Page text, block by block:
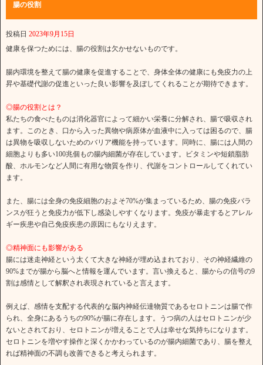
腸の役割
投稿日 2023年9月15日
健康を保つためには、腸の役割は欠かせないものです。
腸内環境を整えて腸の健康を促進することで、身体全体の健康にも免疫力の上
昇や基礎代謝の促進といった良い影響を及ぼしてくれることが期待できます。
◎腸の役割とは？
私たちの食べたものは消化器官によって細かい栄養に分解され、腸で吸収され
ます。このとき、口から入った異物や病原体が血液中に入っては困るので、腸
は異物を吸収しないためのバリア機能を持っています。同時に、腸には人間の
細胞よりも多い100兆個もの腸内細菌が存在しています。ビタミンや短鎖脂肪
酸、ホルモンなど人間に有用な物質を作り、代謝をコントロールしてくれてい
ます。
また、腸には全身の免疫細胞のおよそ70%が集まっているため、腸の免疫バラ
ンスが狂うと免疫力が低下し感染しやすくなります。免疫が暴走するとアレル
ギー疾患や自己免疫疾患の原因にもなりえます。
◎精神面にも影響がある
腸には迷走神経という太くて大きな神経が埋め込まれており、その神経繊維の
90%までが腸から脳へと情報を運んでいます。言い換えると、腸からの信号の9
割は感情として解釈され表現されていると言えます。
例えば、感情を支配する代表的な脳内神経伝達物質であるセロトニンは腸で作
られ、全身にあるうちの90%が腸に存在します。うつ病の人はセロトニンが少
ないとされており、セロトニンが増えることで人は幸せな気持ちになります。
セロトニンを増やす操作と深くかかわっているのが腸内細菌であり、腸を整え
れば精神面の不調も改善できると考えられます。